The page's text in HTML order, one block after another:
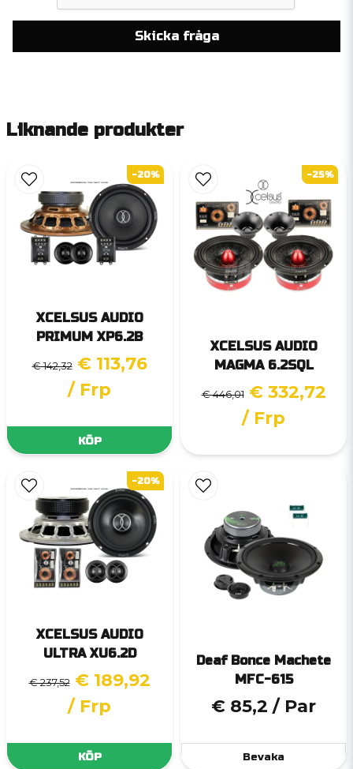
Skicka fråga
Liknande produkter
XCELSUS AUDIO
PRIMUM XP6.2B
€ 142,32 € 113,76
/ Frp
KÖP
-20%
XCELSUS AUDIO
MAGMA 6.2SQL
€ 446,01 € 332,72
/ Frp
-25%
XCELSUS AUDIO
ULTRA XU6.2D
€ 237,52 € 189,92
/ Frp
KÖP
-20%
Deaf Bonce Machete
MFC-615
€ 85,2 / Par
Bevaka